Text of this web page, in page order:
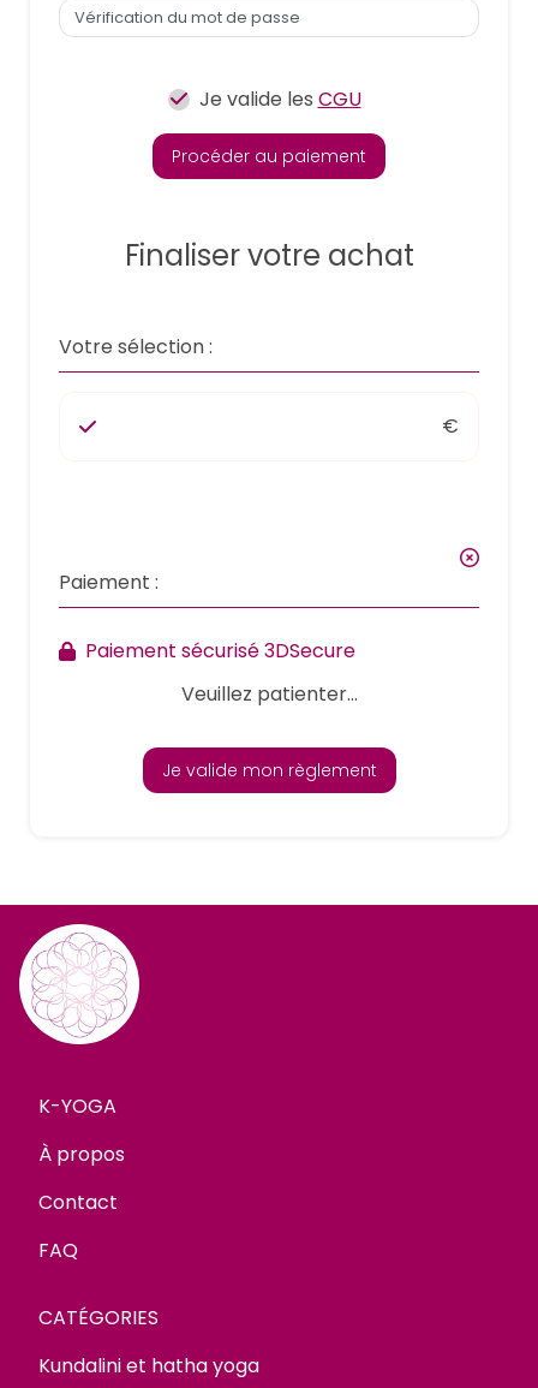
Je valide les CGU
Procéder au paiement
Finaliser votre achat
Votre sélection :
€
Paiement :
Paiement sécurisé 3DSecure
Veuillez patienter...
Je valide mon règlement
K-YOGA
À propos
Contact
FAQ
CATÉGORIES
Kundalini et hatha yoga